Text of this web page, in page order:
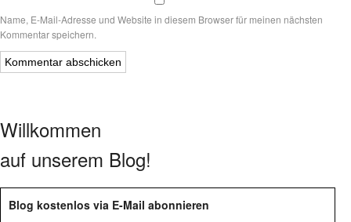
Name, E-Mail-Adresse und Website in diesem Browser für meinen nächsten
Kommentar speichern.
Willkommen
auf unserem Blog!
Blog kostenlos via E-Mail abonnieren